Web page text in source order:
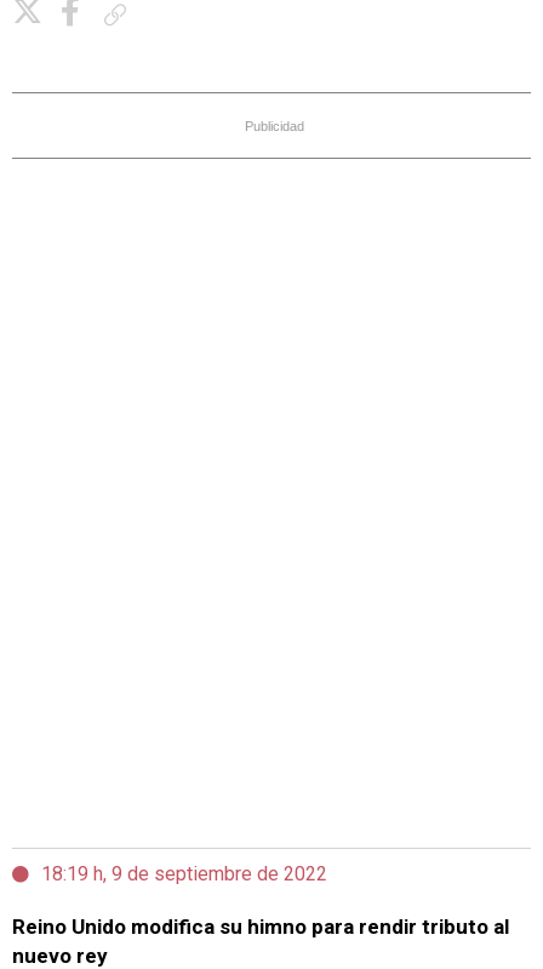
Publicidad
18:19 h, 9 de septiembre de 2022
Reino Unido modifica su himno para rendir tributo al
nuevo rey